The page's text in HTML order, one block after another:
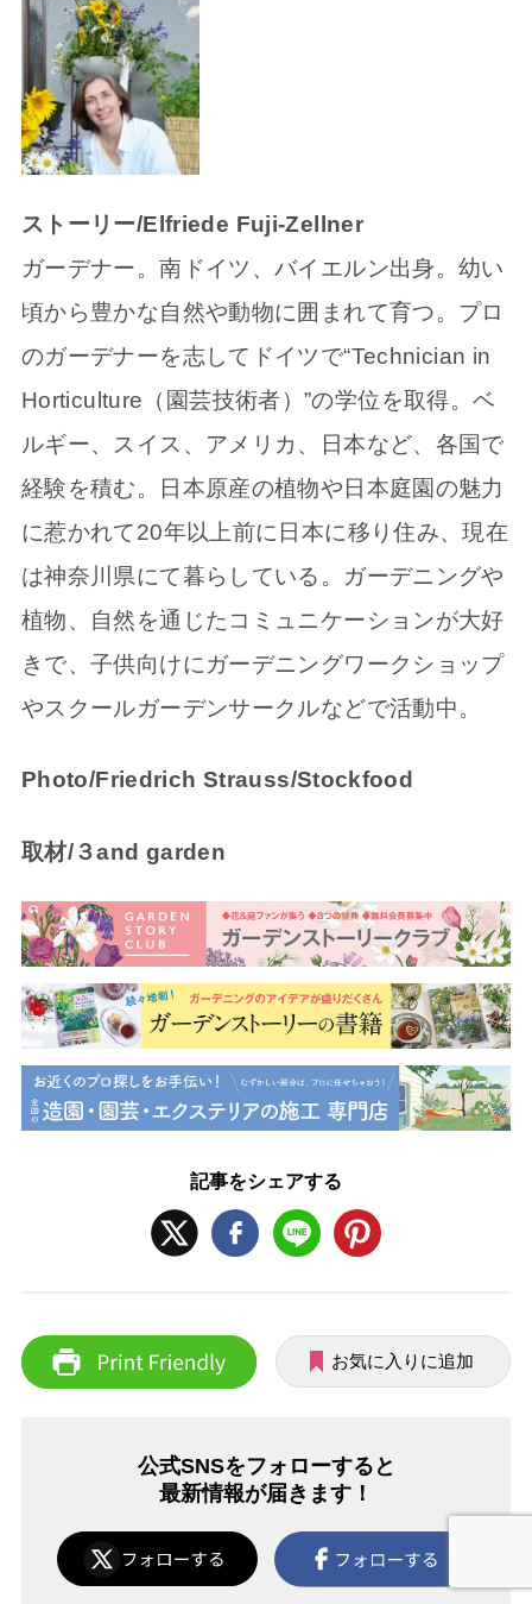
ストーリー/Elfriede Fuji-Zellner
ガーデナー。南ドイツ、バイエルン出身。幼い
頃から豊かな自然や動物に囲まれて育つ。プロ
のガーデナーを志してドイツで“Technician in
Horticulture（園芸技術者）”の学位を取得。ベ
ルギー、スイス、アメリカ、日本など、各国で
経験を積む。日本原産の植物や日本庭園の魅力
に惹かれて20年以上前に日本に移り住み、現在
は神奈川県にて暮らしている。ガーデニングや
植物、自然を通じたコミュニケーションが大好
きで、子供向けにガーデニングワークショップ
やスクールガーデンサークルなどで活動中。
Photo/Friedrich Strauss/Stockfood
取材/３and garden
記事をシェアする
お気に入りに追加
公式SNSをフォローすると
最新情報が届きます！